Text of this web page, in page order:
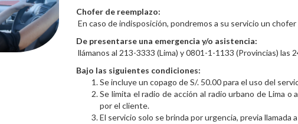
Chofer de reemplazo:
En caso de indisposición, pondremos a su servicio un
De presentarse una emergencia y/o asistencia:
llámanos al 213-3333 (Lima) y 0801-1-1133 (Provincias) las
Bajo las siguientes condiciones:
Se incluye un copago de S/. 50.00 para el uso del
Se limita el radio de acción al radio urbano de Lima
por el cliente.
El servicio solo se brinda por urgencia, previa llamada